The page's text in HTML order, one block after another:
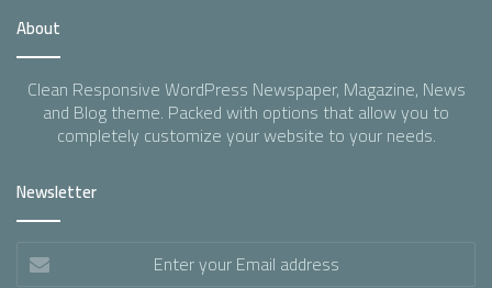
About
Clean Responsive WordPress Newspaper, Magazine, News
and Blog theme. Packed with options that allow you to
completely customize your website to your needs.
Newsletter
Enter
your